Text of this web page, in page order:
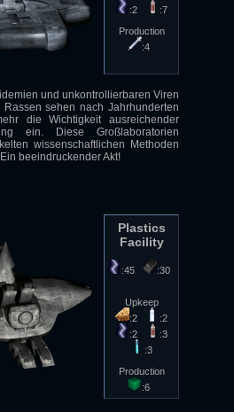
:2
:7
Production
:4
und unkontrollierbaren Viren
sehen nach Jahrhunderten
die Wichtigkeit ausreichender
ein. Diese Großlaboratorien
wissenschaftlichen Methoden
beeindruckender Akt!
Plastics
Facility
:45 :30
Upkeep
:2
:2
:2
:3
:3
Production
:6